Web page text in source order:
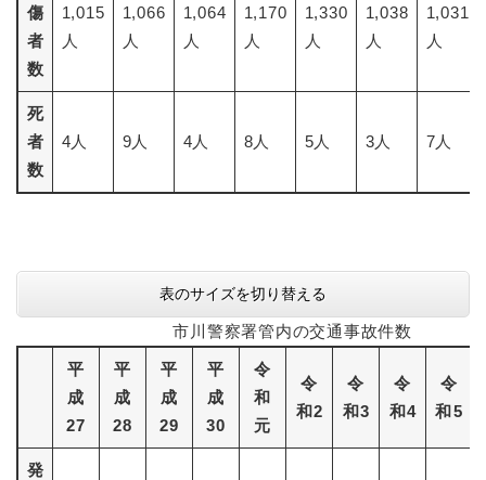
傷
者
数
1,015
人
1,066
人
1,064
人
1,170
人
1,330
人
1,038
人
1,031
人
死
者
数
4人 9人 4人 8人 5人 3人 7人
表のサイズを切り替える
市川警察署管内の交通事故件数
平
成
27
平
成
28
平
成
29
平
成
30
令
和
元
令
和2
令
和3
令
和4
令
和5
発